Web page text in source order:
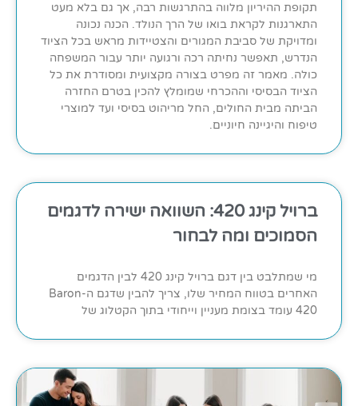
תקופת ההיריון מלווה בהתרגשות רבה, אך גם בלא מעט
התארגנות לקראת בואו של הרך הנולד. הכנה נכונה
ומדויקת של סביבת המגורים והצטיידות מראש בכל הציוד
הנדרש, תאפשר נחיתה רכה ורגועה יותר עבור המשפחה
כולה. מאמר זה מפרט בצורה מקצועית ומסודרת את כל
הציוד הבסיסי וההכרחי שמומלץ להכין בטרם החזרה
הביתה מבית החולים, החל מריהוט בסיסי ועד למוצרי
טיפוח והיגיינה חיוניים.
ברויל קינג 420: השוואה ישירה לדגמים
הסמוכים ומה לבחור
מי שמתלבט בין דגם ברויל קינג 420 לבין הדגמים
האחרים בטווח המחיר שלו, צריך להבין שדגם ה-Baron
420 עומד בצומת מעניין וייחודי בתוך הקטלוג של